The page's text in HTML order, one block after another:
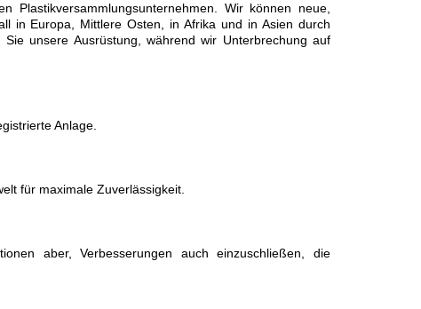
Plastikversammlungsunternehmen. Wir können neue,
in Europa, Mittlere Osten, in Afrika und in Asien durch
unsere Ausrüstung, während wir Unterbrechung auf
Anlage.
für maximale Zuverlässigkeit.
aber, Verbesserungen auch einzuschließen, die